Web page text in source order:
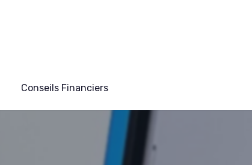
Conseils Financiers